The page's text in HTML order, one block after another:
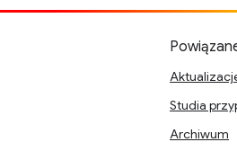
Studia
Archiwum